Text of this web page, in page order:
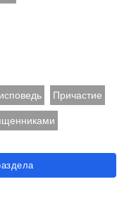
исповедь Причастие